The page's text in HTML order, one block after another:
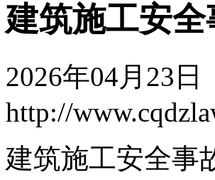
建筑施工安
2026年04月23日
http://
建筑施工安全事